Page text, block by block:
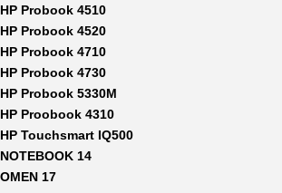
HP Probook 4510
HP Probook 4520
HP Probook 4710
HP Probook 4730
HP Probook 5330M
HP Proobook 4310
HP Touchsmart IQ500
NOTEBOOK 14
OMEN 17